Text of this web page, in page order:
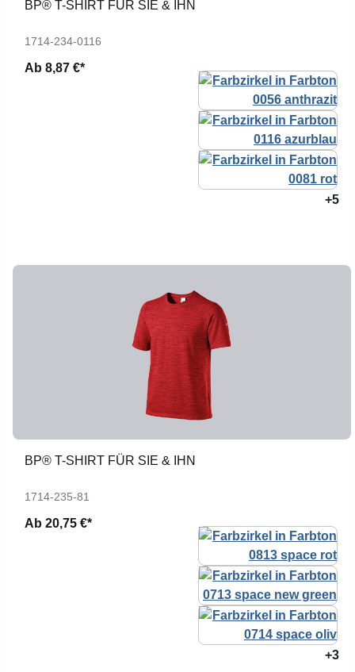
BP® T-SHIRT FÜR SIE & IHN
1714-234-0116
Ab 8,87 €*
+5
BP® T-SHIRT FÜR SIE & IHN
1714-235-81
Ab 20,75 €*
+3